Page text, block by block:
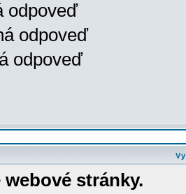
odpoveď
odpoveď
odpoveď
webové stránky.